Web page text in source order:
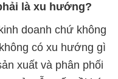
là xu hướng?
doanh chứ không
có xu hướng gì
xuất và phân phối